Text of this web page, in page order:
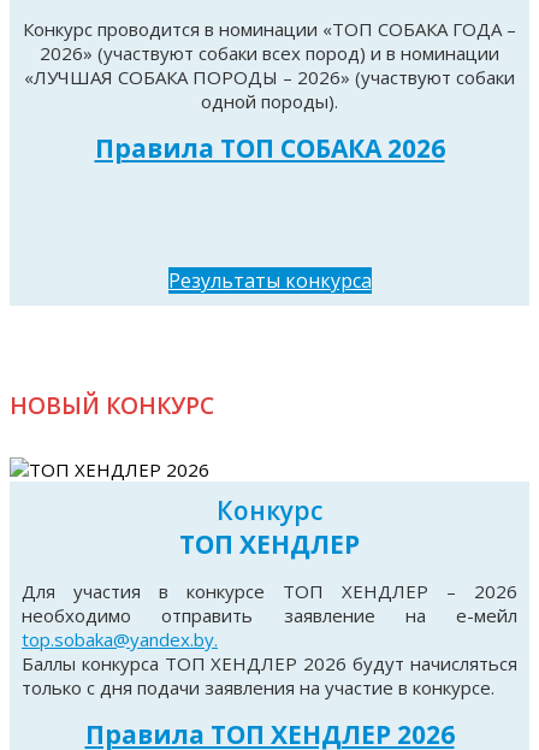
JUNIOR WORLD WINNER, JUNIOR BOB QAYSARA
TOP RUSSELL
VETERAN WORLD WINNER, VETERAN BOBEYDIS
Конкурс проводится в номинации «ТОП СОБАКА ГОДА –
2026» (участвуют собаки всех пород) и в номинации
«ЛУЧШАЯ СОБАКА ПОРОДЫ – 2026» (участвуют собаки
одной породы).
Правила ТОП СОБАКА 2026
Результаты конкурса
НОВЫЙ КОНКУРС
Конкурс
ТОП ХЕНДЛЕР
Для участия в конкурсе ТОП ХЕНДЛЕР – 2026
необходимо отправить заявление на е-мейл
top.sobaka@yandex.by.
Баллы конкурса ТОП ХЕНДЛЕР 2026 будут начисляться
только с дня подачи заявления на участие в конкурсе.
Правила ТОП ХЕНДЛЕР 2026